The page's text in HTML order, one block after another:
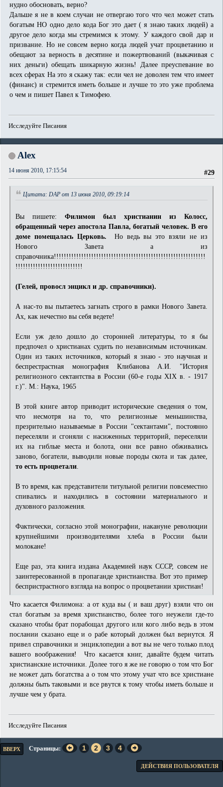
нудно обосновать, верно?
Дальше я не в коем случаи не отвергаю того что чел может стать
богатым НО одно дело кода Бог это дает ( я знаю таких людей) а
другое дело когда мы стремимся к этому. У каждого свой дар и
призвание. Но не совсем верно когда людей учат процветанию и
обещают за верность в десятине и пожертвований (выкачивая с
них деньги) обещать шикарную жизнь! Далее преуспевание во
всех сферах На это я скажу так: если чел не доволен тем что имеет
(финанс) и стремится иметь больше и лучше то это уже проблема
о чем и пишет Павел к Тимофею.
Исследуйте Писания
Alex
#29
14 июня 2010, 17:15:54
Цитата: DAP от 13 июня 2010, 09:19:14
Вы пишете: Филимон был христианин из Колосс,
обращенный через апостола Павла, богатый человек. В его
доме помещалась Церковь.
Но ведь вы это взяли не из
Нового Завета а из
справочника!!!!!!!!!!!!!!!!!!!!!!!!!!!!!!!!!!!!!!!!!!!!!!!!!!!!!!!!!!!!!
!!!!!!!!!!!!!!!!!!!!!!!!!!!
(Гелей, провосл энцикл и др. справочники).
А нас-то вы пытаетесь загнать строго в рамки Нового Завета.
Ах, как нечестно вы себя ведете!
Если уж дело дошло до сторонней литературы, то я бы
предпочел о христианах судить по независимым источникам.
Один из таких источников, который я знаю - это научная и
беспрестрастная монография Клибанова А.И. "История
религиозного сектантства в России (60-е годы XIX в. - 1917
г.)". М.: Наука, 1965
В этой книге автор приводит исторические сведения о том,
что несмотря на то, что религиозные меньшинства,
презрительно называемые в России "сектантами", постоянно
переселяли и сгоняли с насиженных территорий, переселяли
их на гиблые места и болота, они все равно обживались
заново, богатели, выводили новые породы скота и так далее,
то есть процветали.
В то время, как представители титульной религии повсеместно
спивались и находились в состоянии материального и
духовного разложения.
Фактически, согласно этой монографии, накануне революции
крупнейшими производителями хлеба в России были
молокане!
Еще раз, эта книга издана Академией наук СССР, совсем не
заинтересованной в пропаганде христианства. Вот это пример
беспристрастного взгляда на вопрос о процветании христиан!
Что касается Филимона: а от куда вы ( и ваш друг) взяли что он
стал богатым за время христианство, более того неужели где-то
сказано чтобы брат порабощал другого или кого либо ведь в этом
послании сказано еще и о рабе который должен был вернутся. Я
привел справочники и энциклопедии а вот вы не чего только плод
вашего воображения! Что касается книг, давайте будем читать
христианские источники. Долее того я же не говорю о том что Бог
не может дать богатства а о том что этому учат что все христиане
должны быть таковыми и все рвутся к тому чтобы иметь больше и
лучше чем у брата.
Исследуйте Писания
ВВЕРХ Страницы 1 2 3 4
ДЕЙСТВИЯ ПОЛЬЗОВАТЕЛЯ